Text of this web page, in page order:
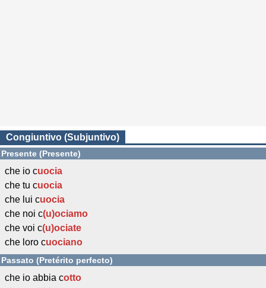
Congiuntivo (Subjuntivo)
Presente (Presente)
che io cuocia
che tu cuocia
che lui cuocia
che noi c(u)ociamo
che voi c(u)ociate
che loro cuociano
Passato (Pretérito perfecto)
che io abbia cotto